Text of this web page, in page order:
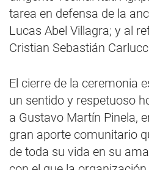
tarea en defensa de la
Lucas Abel Villagra; y al
Cristian Sebastián
El cierre de la ceremonia
un sentido y respetuoso
a Gustavo Martín Pinela,
gran aporte comunitario
de toda su vida en su